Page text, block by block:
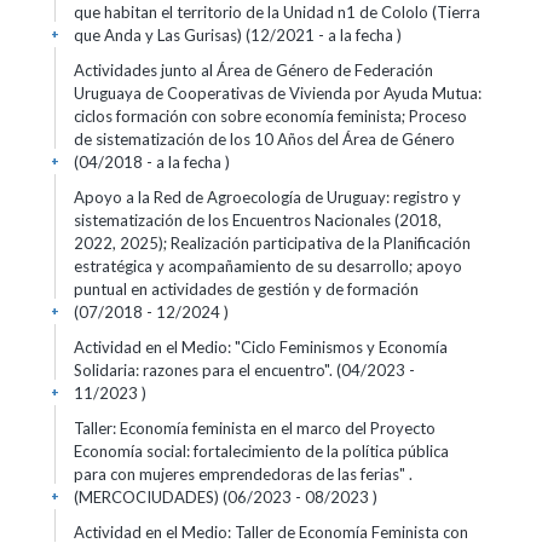
que habitan el territorio de la Unidad n1 de Cololo (Tierra
que Anda y Las Gurisas) (12/2021 - a la fecha )
+
Actividades junto al Área de Género de Federación
Uruguaya de Cooperativas de Vivienda por Ayuda Mutua:
ciclos formación con sobre economía feminista; Proceso
de sistematización de los 10 Años del Área de Género
(04/2018 - a la fecha )
+
Apoyo a la Red de Agroecología de Uruguay: registro y
sistematización de los Encuentros Nacionales (2018,
2022, 2025); Realización participativa de la Planificación
estratégica y acompañamiento de su desarrollo; apoyo
puntual en actividades de gestión y de formación
(07/2018 - 12/2024 )
+
Actividad en el Medio: "Ciclo Feminismos y Economía
Solidaria: razones para el encuentro". (04/2023 -
11/2023 )
+
Taller: Economía feminista en el marco del Proyecto
Economía social: fortalecimiento de la política pública
para con mujeres emprendedoras de las ferias" .
(MERCOCIUDADES) (06/2023 - 08/2023 )
+
Actividad en el Medio: Taller de Economía Feminista con